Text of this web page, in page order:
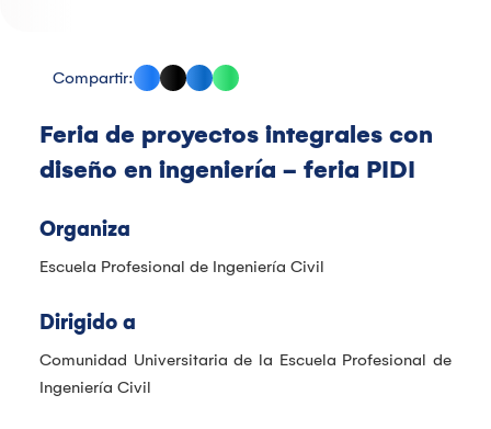
Compartir:
Feria de proyectos integrales con
diseño en ingeniería - feria PIDI
Organiza
Escuela Profesional de Ingeniería Civil
Dirigido a
Comunidad Universitaria de la Escuela Profesional de
Ingeniería Civil